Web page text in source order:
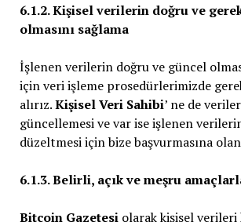
6.1.2. Kişisel verilerin doğru ve
olmasını sağlama
İşlenen verilerin doğru ve güncel
için veri işleme prosedürlerimizde
alırız.Kişisel Veri Sahibi’ ne de
güncellemesi ve var ise işlenen
düzeltmesi için bize başvurmasına
6.1.3. Belirli, açık ve meşru
Bitcoin Gazetesiolarak kişisel verileri